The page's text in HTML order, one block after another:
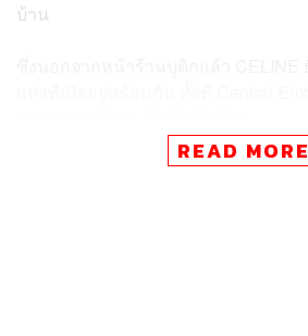
บ้าน
READ MORE